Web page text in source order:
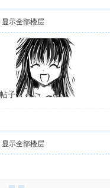
显示全部楼层
子
显示全部楼层